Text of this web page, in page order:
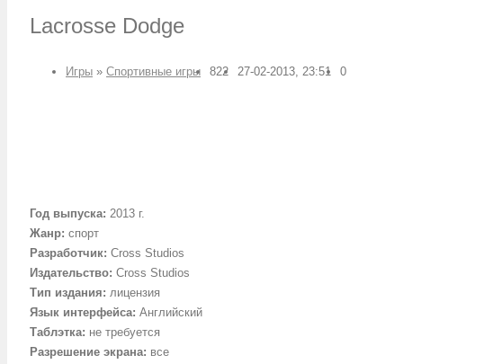
Lacrosse Dodge
Игры » Спортивные игры 822 27-02-2013, 23:51 0
Год выпуска: 2013 г.
Жанр: спорт
Разработчик: Cross Studios
Издательство: Cross Studios
Тип издания: лицензия
Язык интерфейса: Английский
Таблэтка: не требуется
Разрешение экрана: все